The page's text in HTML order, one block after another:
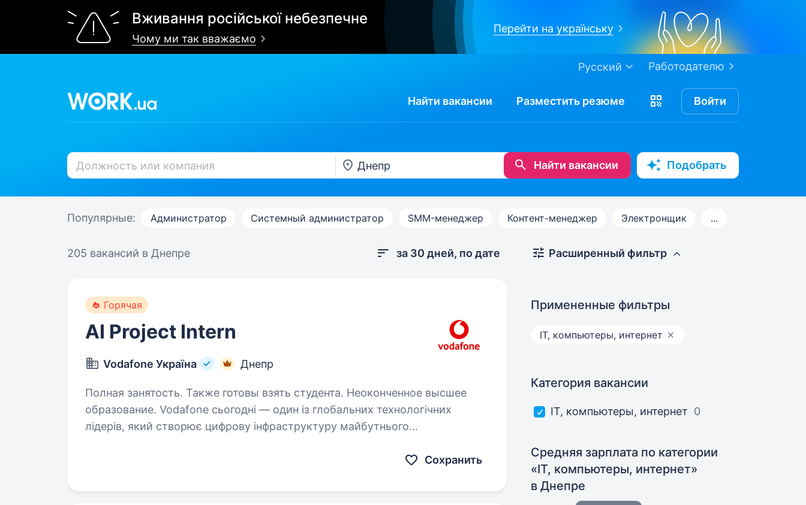
Вживання російської небезпечне
Чому ми так вважаємо
Перейти на українську
Работодателю
Русский
Найти вакансии Разместить резюме Войти
Найти вакансии Подобрать
Популярные: Администратор Системный администратор SMM-менеджер Контент-менеджер Электронщик ...
205 вакансий в Днепре за 30 дней, по дате
Горячая
AI Project Intern
Vodafone Україна Днепр
Полная занятость. Также готовы взять студента. Неоконченное высшее
образование. Vodafone сьогодні — один із глобальних технологічних
лідерів, який створює цифрову інфраструктуру майбутнього
Сохранить
Расширенный фильтр
Примененные фильтры
IT, компьютеры, интернет
Категория вакансии
IT, компьютеры, интернет 0
Средняя зарплата по категории
«IT, компьютеры, интернет»
в Днепре